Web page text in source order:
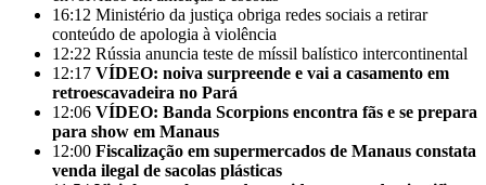
16:12 Ministério da justiça obriga redes sociais a retirar
conteúdo de apologia à violência
12:22 Rússia anuncia teste de míssil balístico intercontinental
12:17 VÍDEO: noiva surpreende e vai a casamento em
retroescavadeira no Pará
12:06 VÍDEO: Banda Scorpions encontra fãs e se prepara
para show em Manaus
12:00 Fiscalização em supermercados de Manaus constata
venda ilegal de sacolas plásticas